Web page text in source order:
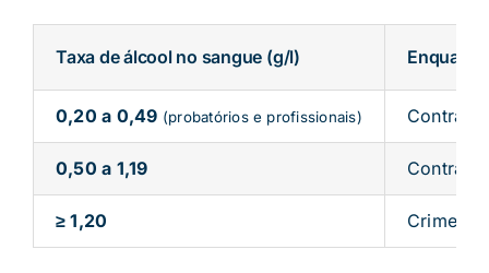
Taxa de álcool no sangue (g/l)
0,20 a 0,49 (probatórios e profissionais)
0,50 a 1,19
≥ 1,20 Crime